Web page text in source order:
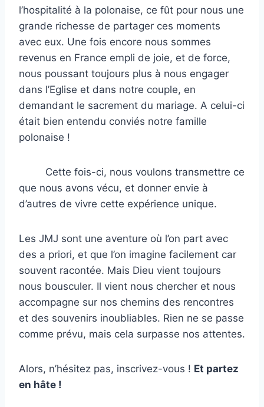
l’hospitalité à la polonaise, ce fût pour nous une
grande richesse de partager ces moments
avec eux. Une fois encore nous sommes
revenus en France empli de joie, et de force,
nous poussant toujours plus à nous engager
dans l’Eglise et dans notre couple, en
demandant le sacrement du mariage. A celui-ci
était bien entendu conviés notre famille
polonaise !
Cette fois-ci, nous voulons transmettre ce
que nous avons vécu, et donner envie à
d’autres de vivre cette expérience unique.
Les JMJ sont une aventure où l’on part avec
des a priori, et que l’on imagine facilement car
souvent racontée. Mais Dieu vient toujours
nous bousculer. Il vient nous chercher et nous
accompagne sur nos chemins des rencontres
et des souvenirs inoubliables. Rien ne se passe
comme prévu, mais cela surpasse nos attentes.
Alors, n’hésitez pas, inscrivez-vous ! Et partez
en hâte !